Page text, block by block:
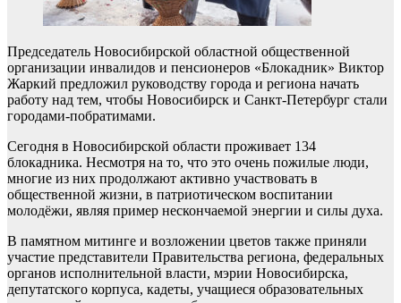
Председатель Новосибирской областной общественной
организации инвалидов и пенсионеров «Блокадник» Виктор
Жаркий предложил руководству города и региона начать
работу над тем, чтобы Новосибирск и Санкт-Петербург стали
городами-побратимами.
Сегодня в Новосибирской области проживает 134
блокадника. Несмотря на то, что это очень пожилые люди,
многие из них продолжают активно участвовать в
общественной жизни, в патриотическом воспитании
молодёжи, являя пример нескончаемой энергии и силы духа.
В памятном митинге и возложении цветов также приняли
участие представители Правительства региона, федеральных
органов исполнительной власти, мэрии Новосибирска,
депутатского корпуса, кадеты, учащиеся образовательных